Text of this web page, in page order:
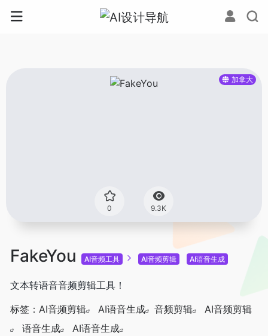
加拿大
0 9.3K
FakeYou AI音频工具 AI音频剪辑 AI语音生成
文本转语音音频剪辑工具！
标签： AI音频剪辑 AI语音生成 音频剪辑
AI音频剪辑
语音生成
AI语音生成